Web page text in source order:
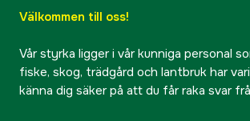
Välkommen till oss!
Vår styrka ligger i vår kunniga personal
fiske, skog, trädgård och lantbruk har
känna dig säker på att du får raka svar